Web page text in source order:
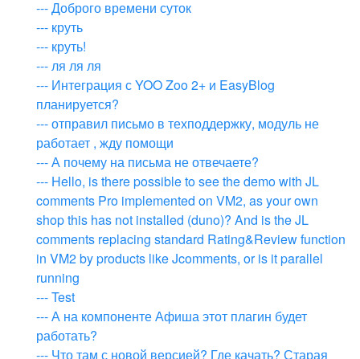
--- Доброго времени суток
--- круть
--- круть!
--- ля ля ля
--- Интеграция с YOO Zoo 2+ и EasyBlog
планируется?
--- отправил письмо в техподдержку, модуль не
работает , жду помощи
--- А почему на письма не отвечаете?
--- Hello, is there possible to see the demo with JL
comments Pro implemented on VM2, as your own
shop this has not installed (duno)? And is the JL
comments replacing standard Rating&Review function
in VM2 by products like Jcomments, or is it parallel
running
--- Test
--- А на компоненте Афиша этот плагин будет
работать?
--- Что там с новой версией? Где качать? Старая